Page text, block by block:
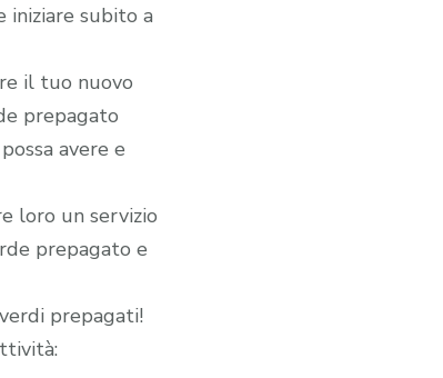
iniziare subito a
il tuo nuovo
prepagato
avere e
loro un servizio
prepagato e
prepagati!